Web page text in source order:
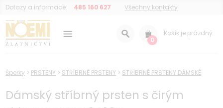
Dotazy a informace: 485 160 627 Všechny kontakty
0
Košík je prázdný
Šperky > PRSTENY > STŘÍBRNÉ PRSTENY > STŘÍBRNÉ PRSTENY DÁMSKÉ
Dámský stříbrný prsten s čirým